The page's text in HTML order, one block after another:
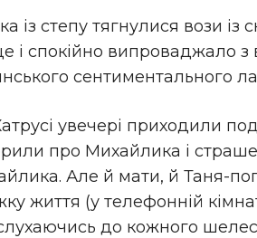
із степу тягнулися вози
і спокійно випроваджало з
сентиментального
увечері приходили
про Михайлика і
Але й мати, й Таня-
життя (у телефонній
до кожного